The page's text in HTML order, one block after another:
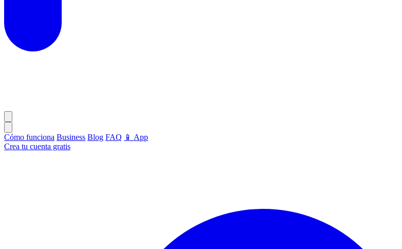
Cómo funciona Business Blog FAQ 📱 App
Crea tu cuenta gratis